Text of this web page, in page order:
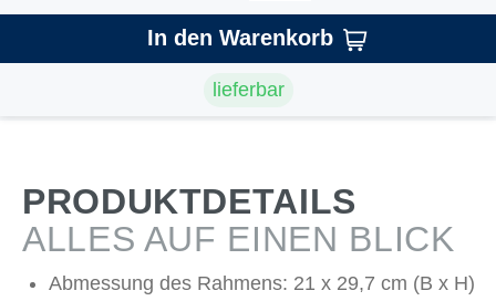
In den Warenkorb
lieferbar
PRODUKTDETAILS
ALLES AUF EINEN BLICK
Abmessung des Rahmens: 21 x 29,7 cm (B x H)